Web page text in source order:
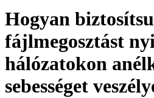
Hogyan
fájlmegosztást
hálózatokon
sebességet